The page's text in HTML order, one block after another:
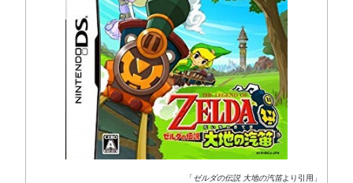
「ゼルダの伝説 大地の汽笛より引用」